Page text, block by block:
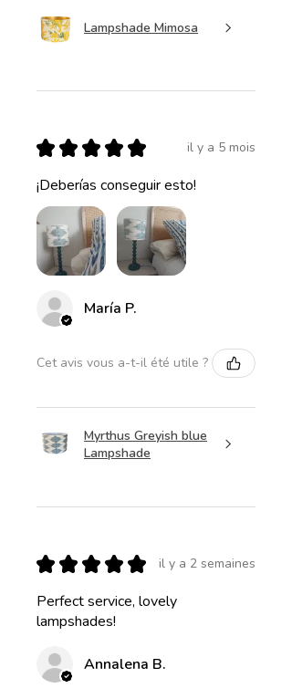
Lampshade Mimosa
★ ★ ★ ★ ★ il y a 5 mois
¡Deberías conseguir esto!
María P.
Cet avis vous a-t-il été utile ?
Myrthus Greyish blue
Lampshade
★ ★ ★ ★ ★ il y a 2 semaines
Perfect service, lovely
lampshades!
Annalena B.